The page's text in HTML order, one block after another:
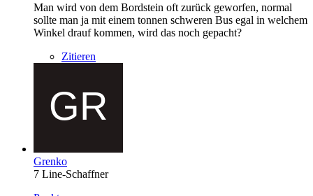
Man wird von dem Bordstein oft zurück geworfen, normal
sollte man ja mit einem tonnen schweren Bus egal in welchem
Winkel drauf kommen, wird das noch gepacht?
Zitieren
Grenko
7 Line-Schaffner